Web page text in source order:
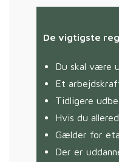
De vigtigste
Du skal være
Et
Tidligere
Hvis du
Gælder for
Der er